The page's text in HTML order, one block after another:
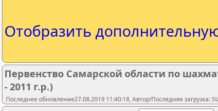
Отобразить
Первенство Самарской области по
- 2011 г.р.)
Последнее обновление27.08.2019 11:40:18, Автор/Последняя загрузка: